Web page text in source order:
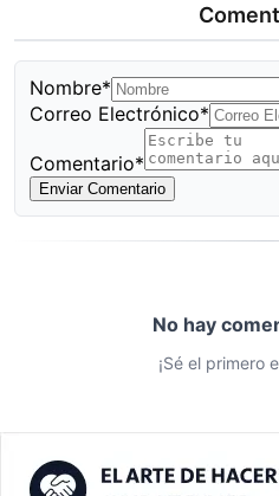
Nombre*
Correo Electrónico*
Comentario*
Enviar Comentario
No hay
¡Sé el primero